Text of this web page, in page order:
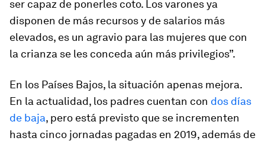
ser capaz de ponerles coto. Los varones ya
disponen de más recursos y de salarios más
elevados, es un agravio para las mujeres que con
la crianza se les conceda aún más privilegios”.
En los Países Bajos, la situación apenas mejora.
En la actualidad, los padres cuentan con dos días
de baja, pero está previsto que se incrementen
hasta cinco jornadas pagadas en 2019, además de